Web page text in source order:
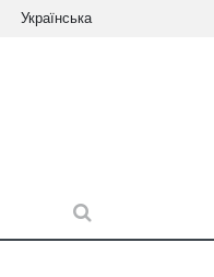
Українська